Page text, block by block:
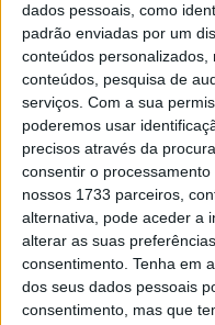
dados pessoais, como
padrão enviadas por um
conteúdos
conteúdos, pesquisa de
serviços. Com a sua
poderemos usar
precisos através da
consentir o
nossos 1733 parceiros,
alternativa, pode aceder a
alterar as suas
consentimento. Tenha em
dos seus dados pessoais
consentimento, mas que
Um pouco atrás Alex
4º na Honda Repsol,
do que os seus próprios
Oliveira estava no top
Artigos relacionados
MotoGP:
7 AGOSTO,
WSBK: